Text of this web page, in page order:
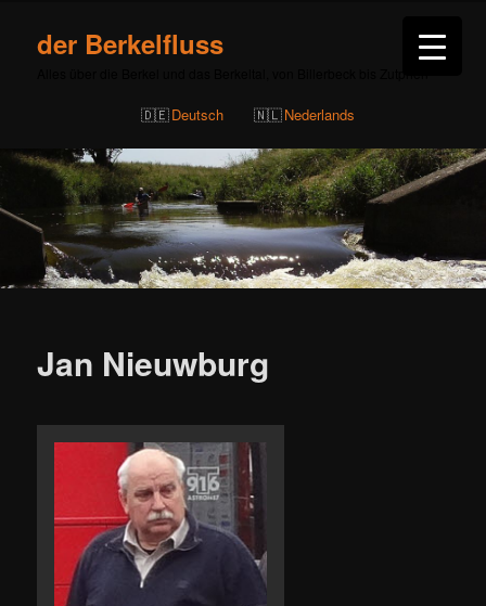
der Berkelfluss
Deutsch Nederlands
Jan Nieuwburg